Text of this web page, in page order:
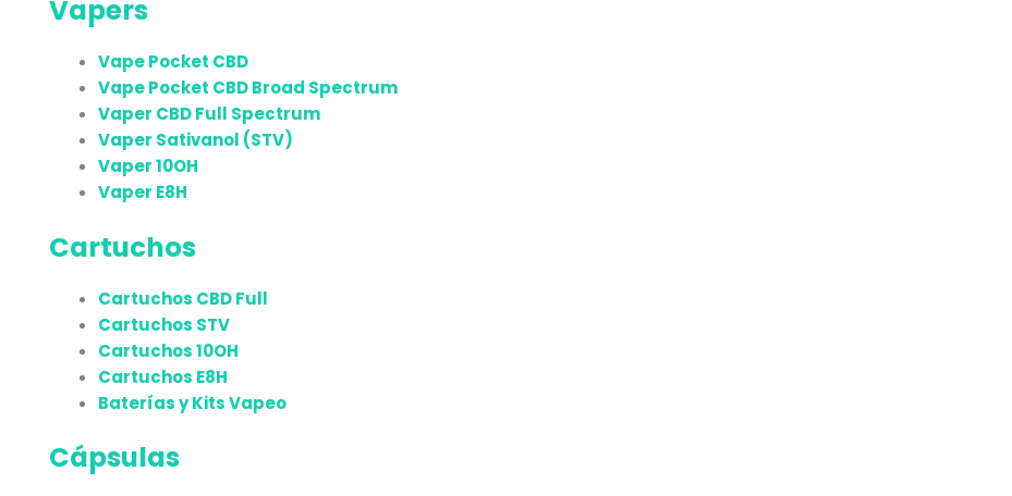
Vapers
Vape Pocket CBD
Vape Pocket CBD Broad Spectrum
Vaper CBD Full Spectrum
Vaper Sativanol (STV)
Vaper 10OH
Vaper E8H
Cartuchos
Cartuchos CBD Full
Cartuchos STV
Cartuchos 10OH
Cartuchos E8H
Baterías y Kits Vapeo
Cápsulas